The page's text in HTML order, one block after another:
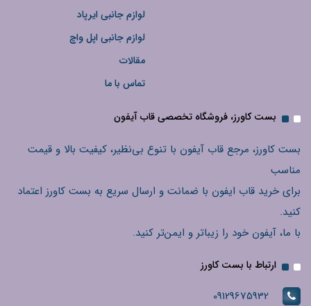
لوازم جانبی ایرپاد
لوازم جانبی اپل واچ
مقالات
تماس با ما
بست کاورز، فروشگاه تخصصی قاب آیفون
بست کاورز، مرجع قاب آیفون با تنوع بی‌نظیر، کیفیت بالا و قیمت
مناسب
برای خرید قاب ایفون با ضمانت و ارسال سریع به بست کاورز اعتماد
کنید.
با ما، آیفون خود را زیباتر و ایمن‌تر کنید.
ارتباط با بست کاورز
09129675932